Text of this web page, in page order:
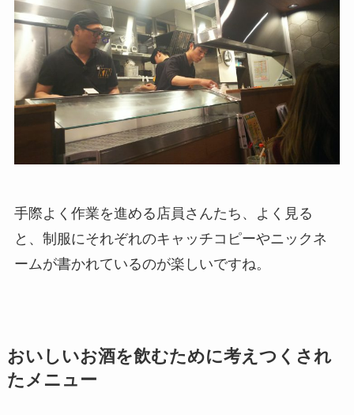
手際よく作業を進める店員さんたち、よく見る
と、制服にそれぞれのキャッチコピーやニックネ
ームが書かれているのが楽しいですね。
おいしいお酒を飲むために考えつくされ
たメニュー